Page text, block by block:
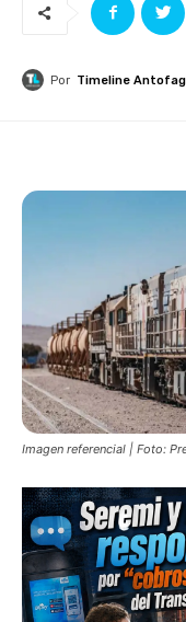
Por Timeline
Imagen referencial | Foto: